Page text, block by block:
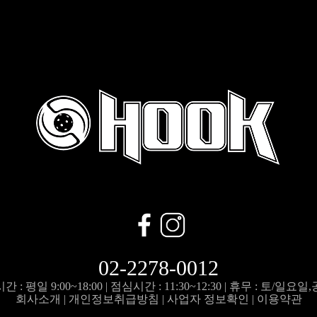
02-2278-0012
간 : 평일 9:00~18:00 | 점심시간 : 11:30~12:30 | 휴무 : 토/일요일,
회사소개 | 개인정보취급방침 | 사업자 정보확인 | 이용약관